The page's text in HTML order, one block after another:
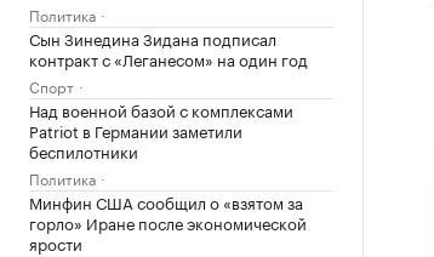
Политика
Сын Зинедина Зидана подписал
контракт с «Леганесом» на один год
Спорт
Над военной базой с комплексами
Patriot в Германии заметили
беспилотники
Политика
Минфин США сообщил о «взятом за
горло» Иране после экономической
ярости